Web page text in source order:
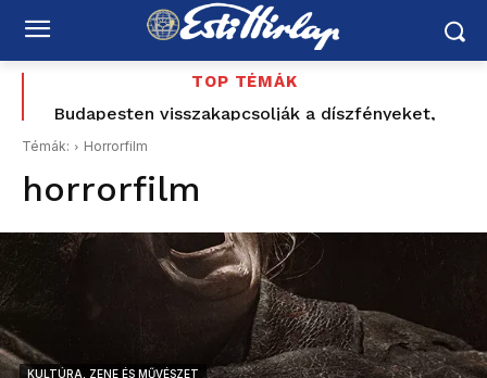
TOP TÉMÁK
Budapesten visszakapcsolják a díszfényeket,
Romániában továbbra is súlyos az energiahelyzet
Témák: Horrorfilm
horrorfilm
KULTÚRA, ZENE ÉS MŰVÉSZET